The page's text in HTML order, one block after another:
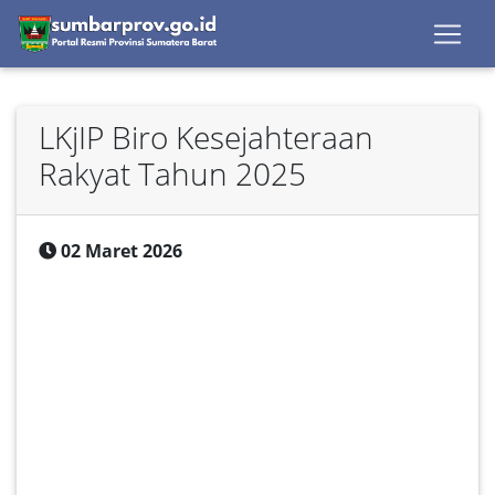
LKjIP Biro Kesejahteraan
Rakyat Tahun 2025
02 Maret 2026